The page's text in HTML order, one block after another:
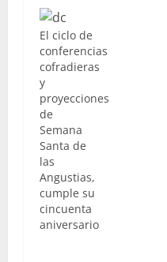
El ciclo de
conferencias
cofradieras
y
proyecciones
de
Semana
Santa de
las
Angustias,
cumple su
cincuenta
aniversario